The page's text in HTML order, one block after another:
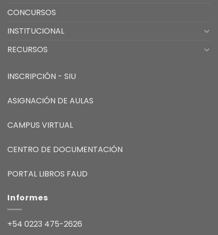
CONCURSOS
INSTITUCIONAL
RECURSOS
INSCRIPCIÓN - SIU
ASIGNACIÓN DE AULAS
CAMPUS VIRTUAL
CENTRO DE DOCUMENTACIÓN
PORTAL LIBROS FAUD
Informes
+54 0223 475-2626